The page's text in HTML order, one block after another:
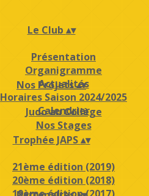
Le Club ▴▾
Présentation
Organigramme
Actualités
Horaires Saison 2024/2025
Calendrier
Nos Projets▴▾
Judo au Collège
Nos Stages
Trophée JAPS▴▾
21ème édition (2019)
20ème édition (2018)